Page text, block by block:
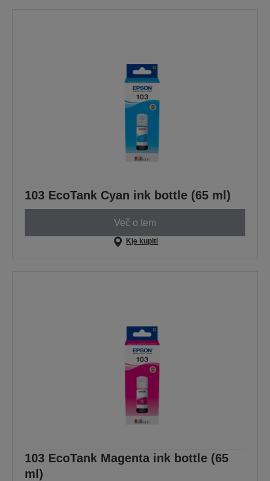
103 EcoTank Cyan ink bottle (65 ml)
Več o tem
Kje kupiti
103 EcoTank Magenta ink bottle (65
ml)